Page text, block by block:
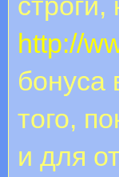
http://
бонуса
того,
и для